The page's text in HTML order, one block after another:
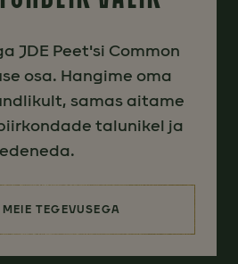
JDE Peet'si Common
osa. Hangime oma
samas aitame
talunikel ja
TEGEVUSEGA